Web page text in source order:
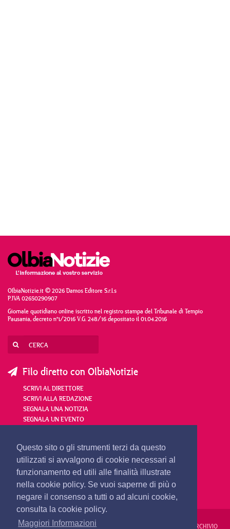
Questo sito o gli strumenti terzi da questo
utilizzati si avvalgono di cookie necessari al
funzionamento ed utili alle finalità illustrate
nella cookie policy. Se vuoi saperne di più o
negare il consenso a tutti o ad alcuni cookie,
consulta la cookie policy.
Maggiori Informazioni
OlbiaNotizie.it © 2026 Damos Editore S.r.l.s
P.IVA 02650290907
Giornale quotidiano online iscritto nel registro stampa del Tribunale di Tempio
Pausania, decreto n°1/2016 V.G. 248/16 depositato il 01.04.2016
Filo diretto con OlbiaNotizie
SCRIVI AL DIRETTORE
SCRIVI ALLA REDAZIONE
SEGNALA UNA NOTIZIA
SEGNALA UN EVENTO
redazione@olbianotizie.it
REDAZIONE PUBBLICITÀ PRIVACY E COOKIES ARCHIVIO